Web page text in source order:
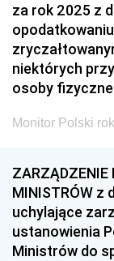
za rok 2025 z
niektórych
osoby fizyczne
Monitor Polski
ZARZĄDZENIE
MINISTRÓW z
uchylające
ustanowienia
Ministrów do